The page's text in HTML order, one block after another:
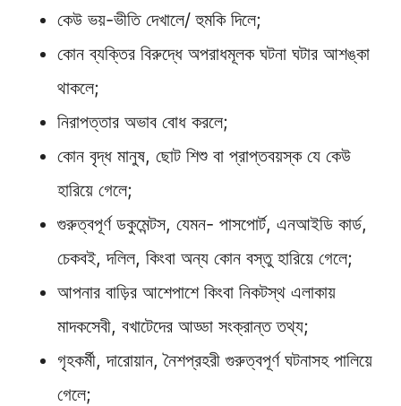
কেউ ভয়-ভীতি দেখালে/ হুমকি দিলে;
কোন ব্যক্তির বিরুদ্ধে অপরাধমূলক ঘটনা ঘটার আশঙ্কা
থাকলে;
নিরাপত্তার অভাব বোধ করলে;
কোন বৃদ্ধ মানুষ, ছোট শিশু বা প্রাপ্তবয়স্ক যে কেউ
হারিয়ে গেলে;
গুরুত্বপূর্ণ ডকুমেন্টস, যেমন- পাসপোর্ট, এনআইডি কার্ড,
চেকবই, দলিল, কিংবা অন্য কোন বস্তু হারিয়ে গেলে;
আপনার বাড়ির আশেপাশে কিংবা নিকটস্থ এলাকায়
মাদকসেবী, বখাটেদের আড্ডা সংক্রান্ত তথ্য;
গৃহকর্মী, দারোয়ান, নৈশপ্রহরী গুরুত্বপূর্ণ ঘটনাসহ পালিয়ে
গেলে;